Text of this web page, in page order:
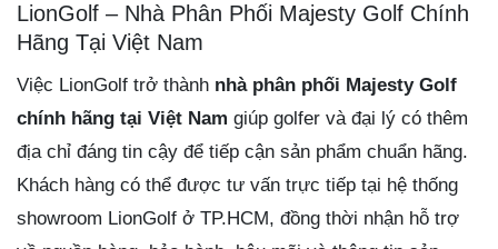
LionGolf – Nhà Phân Phối Majesty Golf Chính
Hãng Tại Việt Nam
Việc LionGolf trở thành nhà phân phối Majesty Golf
chính hãng tại Việt Nam giúp golfer và đại lý có thêm
địa chỉ đáng tin cậy để tiếp cận sản phẩm chuẩn hãng.
Khách hàng có thể được tư vấn trực tiếp tại hệ thống
showroom LionGolf ở TP.HCM, đồng thời nhận hỗ trợ